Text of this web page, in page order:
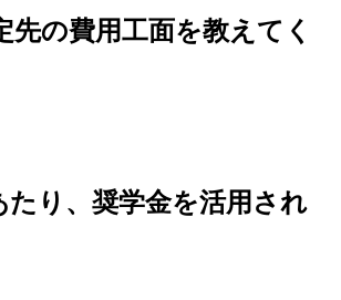
先の費用工面を教えてく
たり、奨学金を活用され